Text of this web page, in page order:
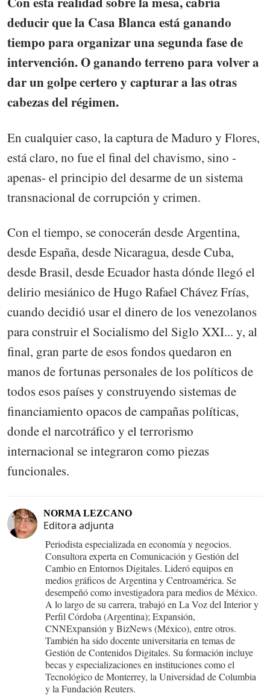
deducir que la Casa Blanca está ganando
tiempo para organizar una segunda fase de
intervención. O ganando terreno para volver a
dar un golpe certero y capturar a las otras
cabezas del régimen.
En cualquier caso, la captura de Maduro y Flores,
está claro, no fue el final del chavismo, sino -
apenas- el principio del desarme de un sistema
transnacional de corrupción y crimen.
Con el tiempo, se conocerán desde Argentina,
desde España, desde Nicaragua, desde Cuba,
desde Brasil, desde Ecuador hasta dónde llegó el
delirio mesiánico de Hugo Rafael Chávez Frías,
cuando decidió usar el dinero de los venezolanos
para construir el Socialismo del Siglo XXI... y, al
final, gran parte de esos fondos quedaron en
manos de fortunas personales de los políticos de
todos esos países y construyendo sistemas de
financiamiento opacos de campañas políticas,
donde el narcotráfico y el terrorismo
internacional se integraron como piezas
funcionales.
NORMA LEZCANO
Editora adjunta
Periodista especializada en economía y negocios.
Consultora experta en Comunicación y Gestión del
Cambio en Entornos Digitales. Lideró equipos en
medios gráficos de Argentina y Centroamérica. Se
desempeñó como investigadora para medios de México.
A lo largo de su carrera, trabajó en La Voz del Interior y
Perfil Córdoba (Argentina); Expansión,
CNNExpansión y BizNews (México), entre otros.
También ha sido docente universitaria en temas de
Gestión de Contenidos Digitales. Su formación incluye
becas y especializaciones en instituciones como el
Tecnológico de Monterrey, la Universidad de Columbia
y la Fundación Reuters.